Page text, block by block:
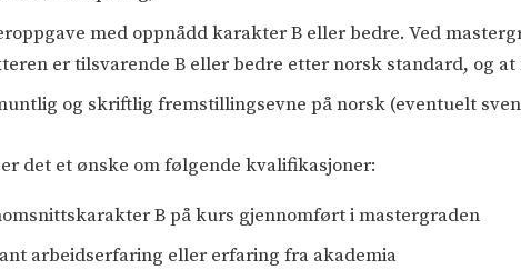
med oppnådd karakter B eller bedre. Ved
er tilsvarende B eller bedre etter norsk standard, og
og skriftlig fremstillingsevne på norsk (eventuelt
det et ønske om følgende kvalifikasjoner:
B på kurs gjennomført i mastergraden
arbeidserfaring eller erfaring fra akademia